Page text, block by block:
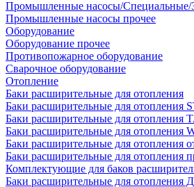
Промышленные насосы/Специальные/
Промышленные насосы прочее
Оборудование
Оборудование прочее
Противопожарное оборудование
Сварочное оборудование
Отопление
Баки расширительные для отопления
Баки расширительные для отопления
Баки расширительные для отопления
Баки расширительные для отопления
Баки расширительные для отопления
Баки расширительные для отопления
Комплектующие для баков
Баки расширительные для